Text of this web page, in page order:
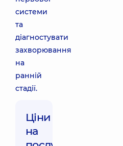
системи
та
діагностувати
захворювання
на
ранній
стадії.
Ціни
на